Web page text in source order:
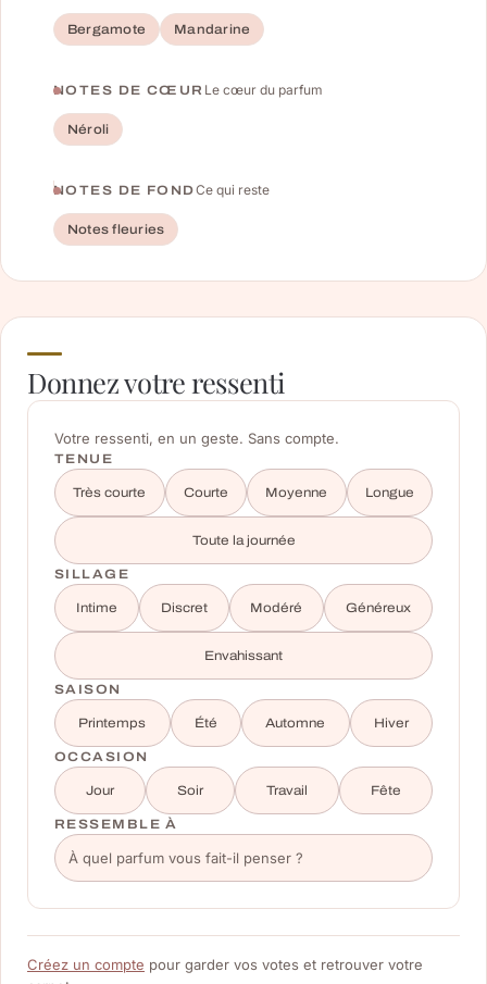
Bergamote Mandarine
NOTES DE CŒUR Le cœur du parfum
Néroli
NOTES DE FONDCe qui reste
Notes fleuries
Donnez votre ressenti
Votre ressenti, en un geste. Sans compte.
TENUE
Très courte Courte Moyenne Longue
Toute la journée
SILLAGE
Intime Discret Modéré Généreux
Envahissant
SAISON
Printemps Été Automne Hiver
OCCASION
Jour Soir Travail Fête
RESSEMBLE À
Créez un compte pour garder vos votes et retrouver votre